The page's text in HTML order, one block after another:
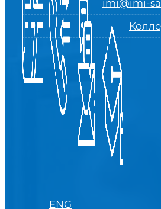
imi@imi-
ENG